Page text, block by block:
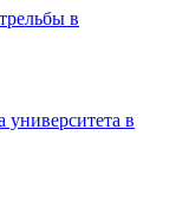
в
университета в